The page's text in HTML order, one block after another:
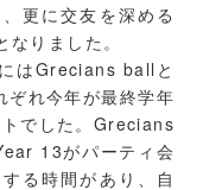
更に交友を深める
りました。
はGrecians ballと
れ今年が最終学年
でした。Grecians
13がパーティ会
る時間があり、自